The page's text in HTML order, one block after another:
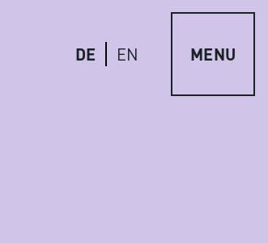
MENU
DE EN